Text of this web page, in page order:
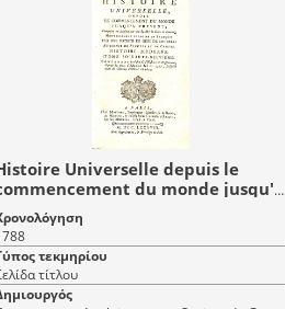
Universelle depuis le
du monde jusqu'à
Tome Soixante-Neuvieme
Histoire Moderne - Histoire
109
τεκμηρίου
τίτλου